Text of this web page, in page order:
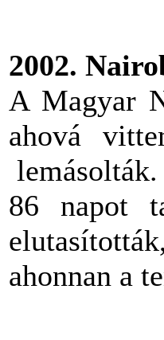
2002.
A Magyar
ahová
lemásolták.
86 napot
ahonnan a